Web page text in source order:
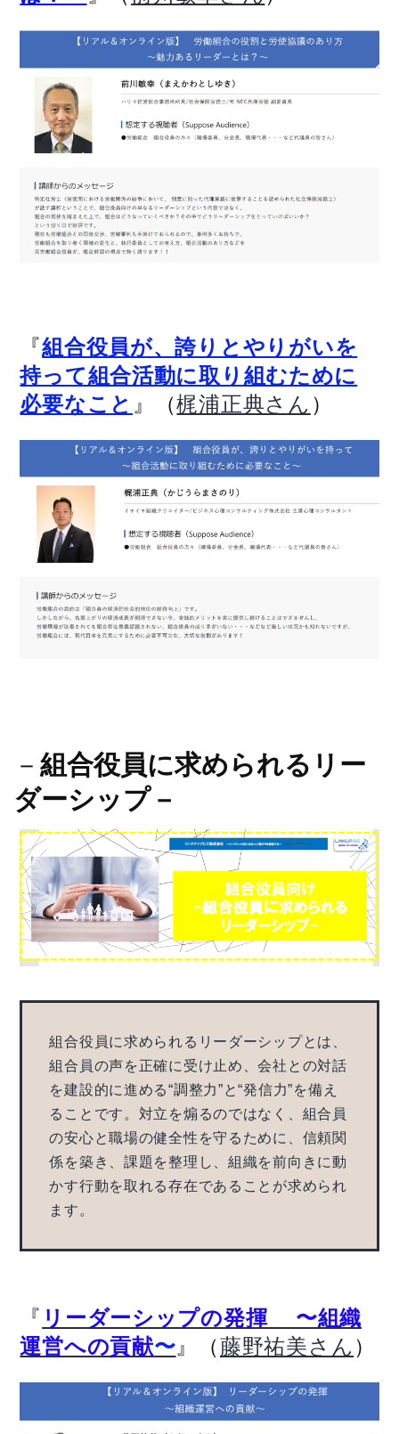
『組合役員が、誇りとやりがいを
持って組合活動に取り組むために
必要なこと 』（梶浦正典さん ）
－ 組合役員に求められるリー
ダーシップ－
組合役員に求められるリーダーシップとは、
組合員の声を正確に受け止め、会社との対話
を建設的に進める“調整力”と“発信力”を備え
ることです。対立を煽るのではなく、組合員
の安心と職場の健全性を守るために、信頼関
係を築き、課題を整理し、組織を前向きに動
かす行動を取れる存在であることが求められ
ます。
『 リーダーシップの発揮 〜組織
運営への貢献〜 』（藤野祐美さん ）